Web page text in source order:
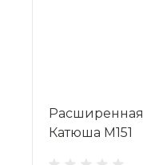
Катюша М151